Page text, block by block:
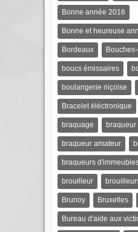
Bonne année 2016
Bonne et heureuse
Bordeaux
boucs émissaires
boulangerie niçoise
Bracelet éléctronique
braquage braqueur
braqueur amateur
braqueurs
brouilleur
Brunoy Bruxelles
Bureau d'aide aux